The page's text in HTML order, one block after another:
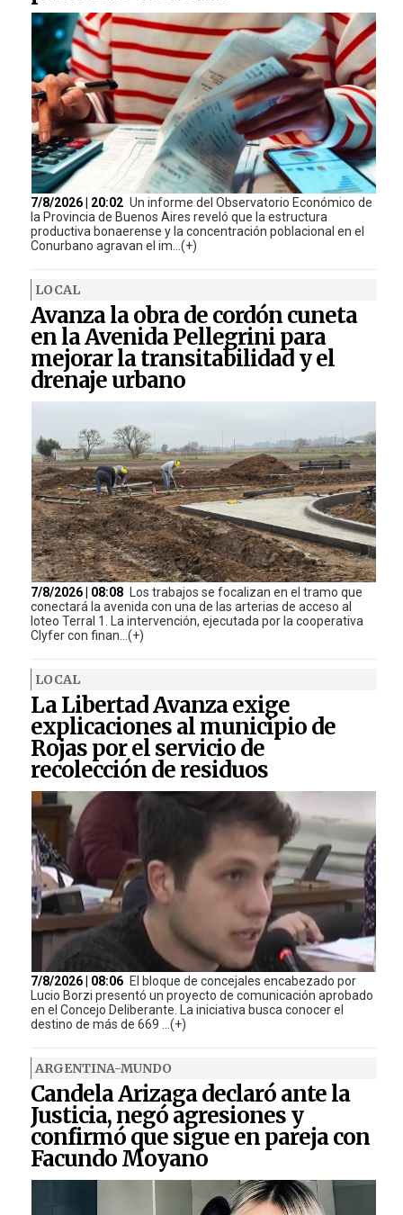
7/8/2026 | 20:02 Un informe del Observatorio Económico de
la Provincia de Buenos Aires reveló que la estructura
productiva bonaerense y la concentración poblacional en el
Conurbano agravan el im...(+)
LOCAL
Avanza la obra de cordón cuneta
en la Avenida Pellegrini para
mejorar la transitabilidad y el
drenaje urbano
7/8/2026 | 08:08
Los trabajos se focalizan en el tramo que
conectará la avenida con una de las arterias de acceso al
loteo Terral 1. La intervención, ejecutada por la cooperativa
Clyfer con finan...(+)
LOCAL
La Libertad Avanza exige
explicaciones al municipio de
Rojas por el servicio de
recolección de residuos
7/8/2026 | 08:06 El bloque de concejales encabezado por
Lucio Borzi presentó un proyecto de comunicación aprobado
en el Concejo Deliberante. La iniciativa busca conocer el
destino de más de 669 ...(+)
ARGENTINA-MUNDO
Candela Arizaga declaró ante la
Justicia, negó agresiones y
confirmó que sigue en pareja con
Facundo Moyano